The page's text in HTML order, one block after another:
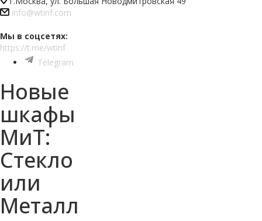
info@wtinf.com
Мы в соцсетях:
https://t.me/wtinf
Telegram
Новые
шкафы
МиТ:
Стекло
или
Металл